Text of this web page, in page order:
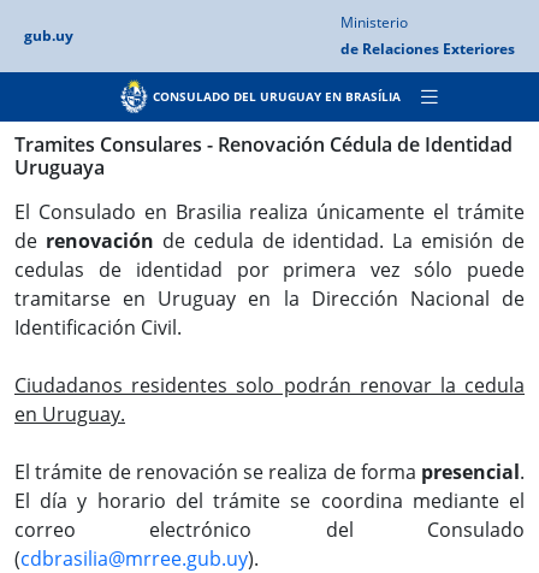
gub.uy
Ministerio
de Relaciones Exteriores
CONSULADO DEL URUGUAY EN BRASÍLIA
Tramites Consulares - Renovación Cédula de Identidad
Uruguaya
El Consulado en Brasilia realiza únicamente el trámite
de renovación de cedula de identidad. La emisión de
cedulas de identidad por primera vez sólo puede
tramitarse en Uruguay en la Dirección Nacional de
Identificación Civil.
Ciudadanos residentes solo podrán renovar la cedula
en Uruguay.
El trámite de renovación se realiza de forma presencial.
El día y horario del trámite se coordina mediante el
correo electrónico del Consulado
(cdbrasilia@mrree.gub.uy).